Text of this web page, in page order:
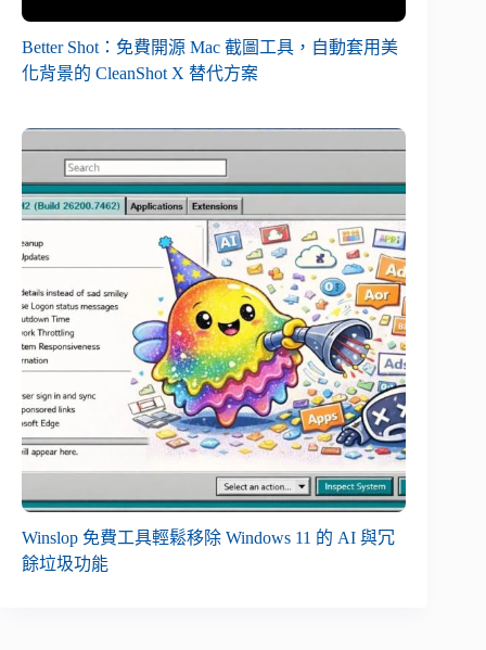
Better Shot：免費開源 Mac 截圖工具，自動套用美
化背景的 CleanShot X 替代方案
Winslop 免費工具輕鬆移除 Windows 11 的 AI 與冗
餘垃圾功能